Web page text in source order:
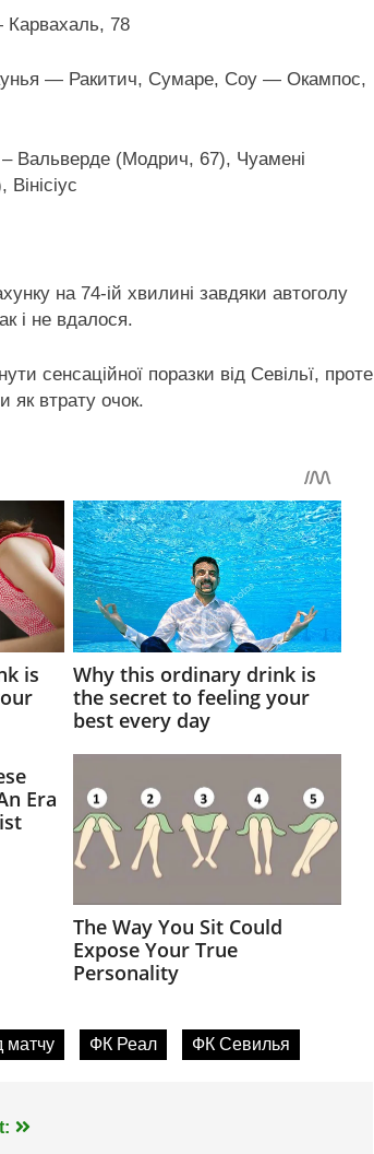
Карвахаль, 78
— Ракитич, Сумаре, Соу — Окампос,
Вальверде (Модрич, 67), Чуамені
на 74-ій хвилині завдяки автоголу
і не вдалося.
сенсаційної поразки від Севільї, проте
як втрату очок.
матчу ФК Реал ФК Севилья